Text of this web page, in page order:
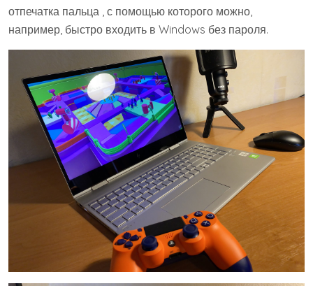
отпечатка пальца , с помощью которого можно,
например, быстро входить в Windows без пароля.